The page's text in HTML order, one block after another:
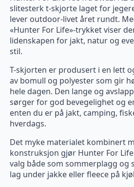
slitesterk t-skjorte laget for
lever outdoor-livet året rundt.
«Hunter For Life»-trykket viser
lidenskapen for jakt, natur og
stil.
T-skjorten er produsert i en lett
av bomull og polyester som gir
hele dagen. Den lange og
sørger for god bevegelighet og
enten du er på jakt, camping,
hverdags.
Det myke materialet kombinert
konstruksjon gjør Hunter For
valg både som sommerplagg
lag under jakke eller fleece på